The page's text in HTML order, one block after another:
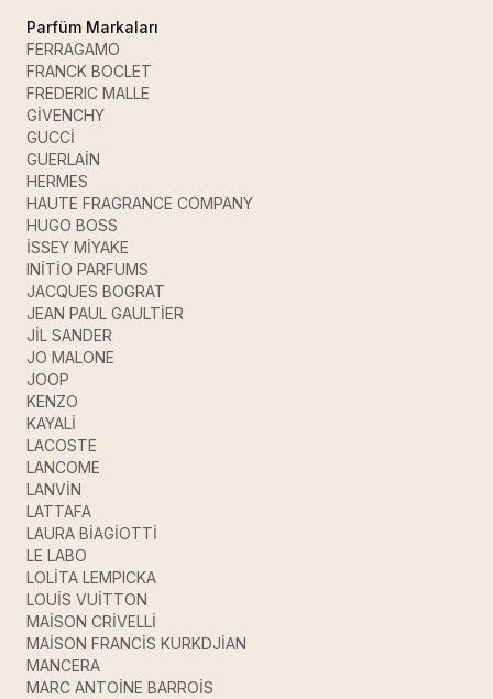
Parfüm Markaları
FERRAGAMO
FRANCK BOCLET
FREDERIC MALLE
GİVENCHY
GUCCİ
GUERLAİN
HERMES
HAUTE FRAGRANCE COMPANY
HUGO BOSS
İSSEY MİYAKE
INİTİO PARFUMS
JACQUES BOGRAT
JEAN PAUL GAULTİER
JİL SANDER
JO MALONE
JOOP
KENZO
KAYALİ
LACOSTE
LANCOME
LANVİN
LATTAFA
LAURA BİAGİOTTİ
LE LABO
LOLİTA LEMPICKA
LOUİS VUİTTON
MAİSON CRİVELLİ
MAİSON FRANCİS KURKDJİAN
MANCERA
MARC ANTOİNE BARROİS